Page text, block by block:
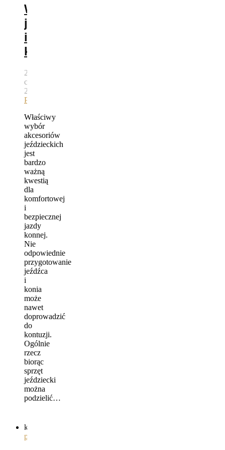
Wyposażenie
jeźdźca
i
konia
23
czerwca,
2015
Pawlik
Właściwy
wybór
akcesoriów
jeździeckich
jest
bardzo
ważną
kwestią
dla
komfortowej
i
bezpiecznej
jazdy
konnej.
Nie
odpowiednie
przygotowanie
jeźdźca
i
konia
może
nawet
doprowadzić
do
kontuzji.
Ogólnie
rzecz
biorąc
sprzęt
jeździecki
można
podzielić…
kategorie
pielęgnacja